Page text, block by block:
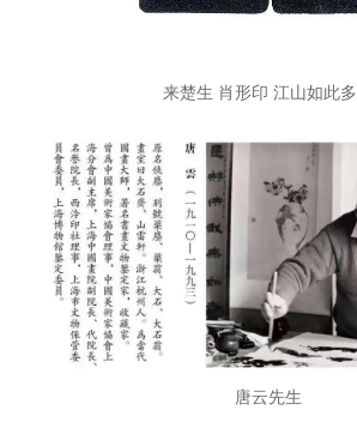
来楚生 肖形印 江山如此
唐云先生